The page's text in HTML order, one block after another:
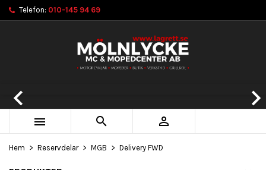
Telefon: 010-145 94 69
Föregående
  
Hem Reservdelar MGB Delivery FWD
Lägg till i önskelistan ×
Skapa en ny lista
((modalTitle)) ×
((confirmMessage))
Skapa en önskelista ×
Önskelistans namn
Skapa en önskelista
Logga in ×
Du måste vara inloggad för att kunna lägga till produkter
i din önskelista.